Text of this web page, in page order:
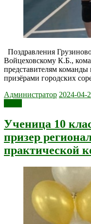
Поздравления
Войцеховскому К.Б.,
представителям
призёрами городских
Администратор 2024-04-
Ученица 10
призер
практической